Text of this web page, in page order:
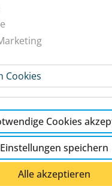
Sie Ihre Artikel
Bad - Erwachsener
In den
Cookies
Cookies
Einstellungen speichern
Alle akzeptieren